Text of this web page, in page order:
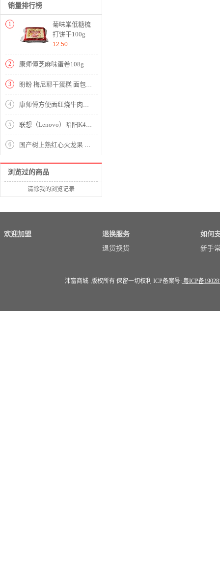
销量排行榜
1
菊味棠低糖梳
打饼干100g
奶盐味
12.50
2 康师傅芝麻味蛋卷108g
3 盼盼 梅尼耶干蛋糕 面包干饼干 奶香味700g
4 康师傅方便面红烧牛肉面5袋+香辣牛肉面5袋+鲜虾鱼板面5袋+香菇炖鸡面5袋+老坛酸菜牛肉面5袋袋面泡面整箱装
5 联想（Lenovo）昭阳K4e-IML287 14英寸笔记本电脑 i5-10210U/四核/1.6GHz/8GB DDR4 256G/集显 中兴新支点V3 一年保修
6 国产树上熟红心火龙果 2个尝鲜装 单果300-400g 新鲜水果
浏览过的商品
清除我的浏览记录
欢迎加盟
退换服务
退货换货
如何
新手
沛富商城 版权所有 保留一切权利 ICP备案号: 粤ICP备